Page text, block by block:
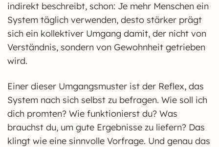
indirekt beschreibt, schon: Je mehr Menschen ein
System täglich verwenden, desto stärker prägt
sich ein kollektiver Umgang damit, der nicht von
Verständnis, sondern von Gewohnheit getrieben
wird.
Einer dieser Umgangsmuster ist der Reflex, das
System nach sich selbst zu befragen. Wie soll ich
dich promten? Wie funktionierst du? Was
brauchst du, um gute Ergebnisse zu liefern? Das
klingt wie eine sinnvolle Vorfrage. Und genau das